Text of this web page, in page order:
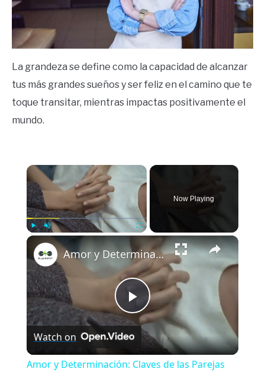
La grandeza se define como la capacidad de alcanzar
tus más grandes sueños y ser feliz en el camino que te
toque transitar, mientras impactas positivamente el
mundo.
×
Unmute Fullscreen
Now Playing
×
Play
Video
Amor y Determinación: Claves de las Parejas que Superan Obstáculos
Watch on
Amor y Determinación: Claves de las Parejas